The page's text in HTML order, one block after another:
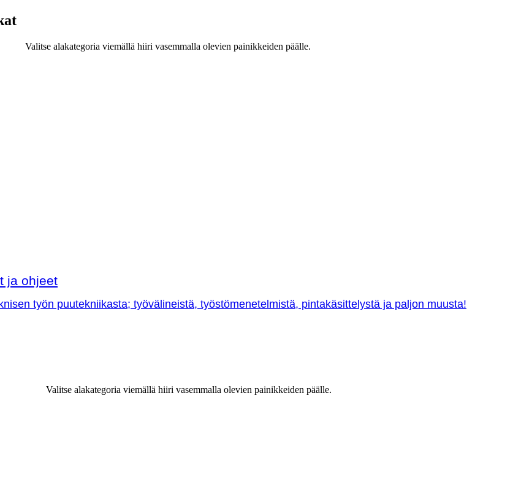
Valitse alakategoria viemällä hiiri vasemmalla olevien painikkeiden päälle.
ja ohjeet
työn puutekniikasta; työvälineistä, työstömenetelmistä, pintakäsittelystä ja paljon muusta!
Valitse alakategoria viemällä hiiri vasemmalla olevien painikkeiden päälle.